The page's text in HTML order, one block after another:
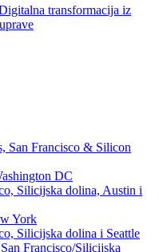
transformacija iz
San Francisco & Silicon
DC
Silicijska dolina, Austin i
York
Silicijska dolina i Seattle
Francisco/Silicijska